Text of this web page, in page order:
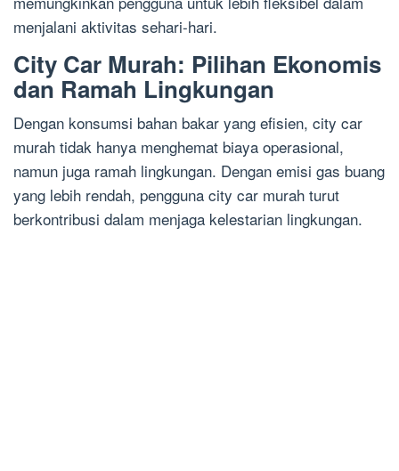
menjalani aktivitas sehari-hari.
City Car Murah: Pilihan Ekonomis
dan Ramah Lingkungan
Dengan konsumsi bahan bakar yang efisien, city car
murah tidak hanya menghemat biaya operasional,
namun juga ramah lingkungan. Dengan emisi gas buang
yang lebih rendah, pengguna city car murah turut
berkontribusi dalam menjaga kelestarian lingkungan.